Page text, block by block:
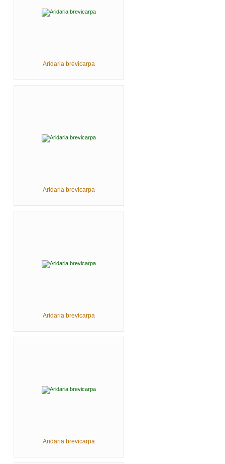
Aridaria brevicarpa
Aridaria brevicarpa
Aridaria brevicarpa
Aridaria brevicarpa